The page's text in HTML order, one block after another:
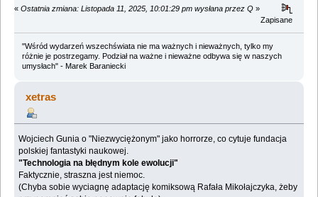
« Ostatnia zmiana: Listopada 11, 2025, 10:01:29 pm wysłana przez Q »
Zapisane
"Wśród wydarzeń wszechświata nie ma ważnych i nieważnych, tylko my
różnie je postrzegamy. Podział na ważne i nieważne odbywa się w naszych
umysłach" - Marek Baraniecki
xetras
Wojciech Gunia o "Niezwyciężonym" jako horrorze, co cytuje fundacja
polskiej fantastyki naukowej.
"Technologia na błędnym kole ewolucji"
Faktycznie, straszna jest niemoc.
(Chyba sobie wyciagnę adaptację komiksową Rafała Mikołajczyka, żeby